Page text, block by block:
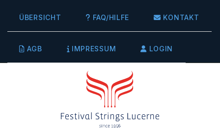
ÜBERSICHT FAQ/HILFE KONTAKT
AGB IMPRESSUM LOGIN